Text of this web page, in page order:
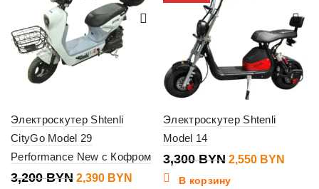
Электроскутер Shtenli
CityGo Model 29
Performance New с Кофром
3,200BYN 2,390 BYN
Электроскутер Shtenli
Model 14
3,300BYN 2,550 BYN
В корзину